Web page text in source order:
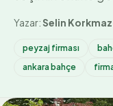
Yazar:Selin Korkmaz
peyzaj firması
ankara bahçe